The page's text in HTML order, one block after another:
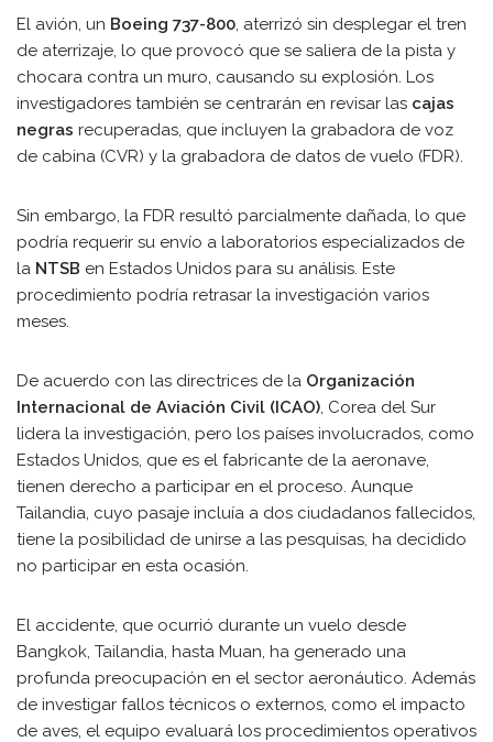
El avión, un Boeing 737-800, aterrizó sin desplegar el tren
de aterrizaje, lo que provocó que se saliera de la pista y
chocara contra un muro, causando su explosión. Los
investigadores también se centrarán en revisar las cajas
negras recuperadas, que incluyen la grabadora de voz
de cabina (CVR) y la grabadora de datos de vuelo (FDR).
Sin embargo, la FDR resultó parcialmente dañada, lo que
podría requerir su envío a laboratorios especializados de
la NTSB en Estados Unidos para su análisis. Este
procedimiento podría retrasar la investigación varios
meses.
De acuerdo con las directrices de la Organización
Internacional de Aviación Civil (ICAO), Corea del Sur
lidera la investigación, pero los países involucrados, como
Estados Unidos, que es el fabricante de la aeronave,
tienen derecho a participar en el proceso. Aunque
Tailandia, cuyo pasaje incluía a dos ciudadanos fallecidos,
tiene la posibilidad de unirse a las pesquisas, ha decidido
no participar en esta ocasión.
El accidente, que ocurrió durante un vuelo desde
Bangkok, Tailandia, hasta Muan, ha generado una
profunda preocupación en el sector aeronáutico. Además
de investigar fallos técnicos o externos, como el impacto
de aves, el equipo evaluará los procedimientos operativos